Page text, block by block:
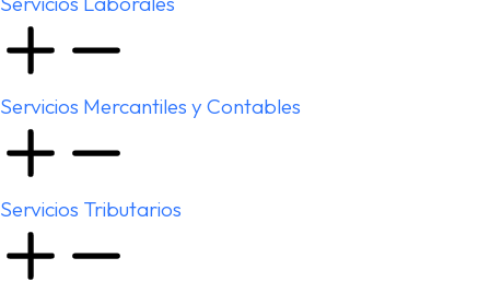
Servicios Mercantiles y Contables
Servicios Tributarios